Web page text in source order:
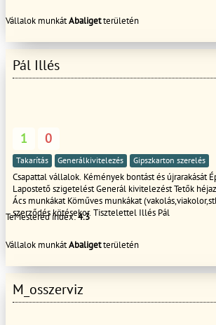
Vállalok munkátAbaligetterületén
Pál Illés
1 0
Takarítás Generálkivitelezés Gipszkarton szerelés
Csapattal vállalok. Kémények bontást és újrarakását
Lapostető szigetelést Generál kivitelezést Tetők
Ács munkákat Köműves munkákat
szerződés kötésekor. Tisztelettel Illés Pál
TeMestered index:4.3
Vállalok munkátAbaligetterületén
M_osszerviz